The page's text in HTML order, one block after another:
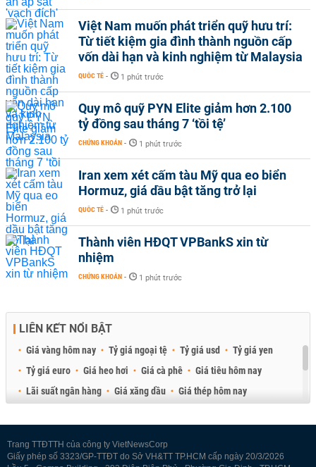
Việt Nam muốn phát triển quỹ hưu trí:
Từ tiết kiệm gia đình thành nguồn cấp
vốn dài hạn và kinh nghiệm từ Malaysia
QUỐC TẾ - 1 phút trước
Quy mô quỹ PYN Elite giảm hơn 2.100
tỷ đồng sau tháng 7 ‘tồi tệ’
CHỨNG KHOÁN - 1 phút trước
Iran xem xét cấm tàu Mỹ qua eo biển
Hormuz, giá dầu bật tăng trở lại
QUỐC TẾ - 1 phút trước
Thành viên HĐQT VPBankS xin từ
nhiệm
CHỨNG KHOÁN - 1 phút trước
LIÊN KẾT NỔI BẬT
Giá vàng hôm nay Tỷ giá ngoại tệ Tỷ giá usd
Tỷ giá yen
Tỷ giá euro
Giá heo hơi Giá cà phê
Giá tiêu hôm nay
Lãi suất ngân hàng
Giá xăng dầu
Giá thép hôm nay
Trang TTĐTTH của công ty VietNewsCorp
Giấy phép số 3323/GP-TTĐT do Sở VH&TT TP.HCM cấp ngày 20/3/2026